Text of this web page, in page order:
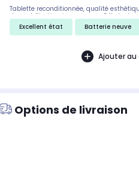
Tablette reconditionnée, qualité
de contrôle. Livraison express 24h.
d'alimentation. Stylet non inclus.
Excellent état Batterie neuve
Ajouter
Options de livraison